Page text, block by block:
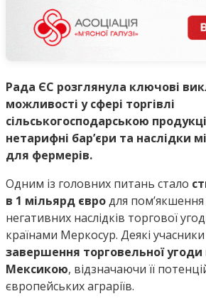
Рада ЄС розглянула ключові
можливості у сфері торгівлі
сільськогосподарською
нетарифні бар’єри та наслідки
для фермерів.
Одним із головних питань стало
в 1 мільярд євродля
негативних наслідків торгової
країнами Меркосур. Деякі
завершення торговельної угоди
Мексикою, відзначаючи її
європейських аграріїв.